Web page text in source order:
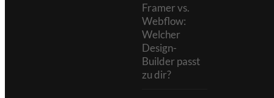
Framer vs.
Webflow:
Welcher
Design-
Builder passt
zu dir?